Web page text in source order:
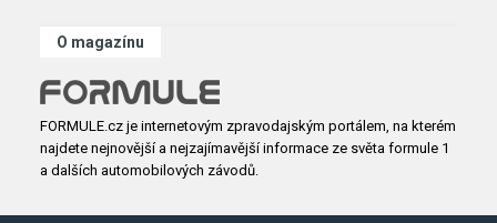
O magazínu
FORMULE.cz je internetovým zpravodajským portálem, na kterém
najdete nejnovější a nejzajímavější informace ze světa formule 1
a dalších automobilových závodů.